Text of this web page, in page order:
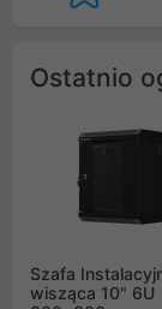
Ostatnio
Szafa
wisząca 10" 6U